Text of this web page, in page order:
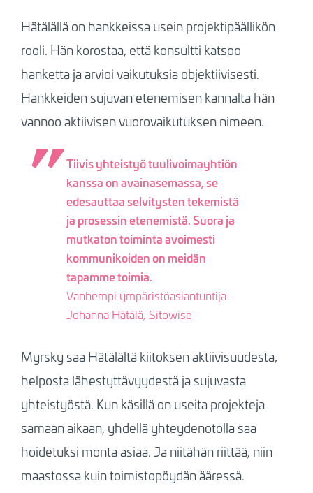
Hätälällä on hankkeissa usein projektipäällikön
rooli. Hän korostaa, että konsultti katsoo
hanketta ja arvioi vaikutuksia objektiivisesti.
Hankkeiden sujuvan etenemisen kannalta hän
vannoo aktiivisen vuorovaikutuksen nimeen.
Tiivis yhteistyö tuulivoimayhtiön
kanssa on avainasemassa, se
edesauttaa selvitysten tekemistä
ja prosessin etenemistä. Suora ja
mutkaton toiminta avoimesti
kommunikoiden on meidän
tapamme toimia.
Vanhempi ympäristöasiantuntija
Johanna Hätälä, Sitowise
Myrsky saa Hätälältä kiitoksen aktiivisuudesta,
helposta lähestyttävyydestä ja sujuvasta
yhteistyöstä. Kun käsillä on useita projekteja
samaan aikaan, yhdellä yhteydenotolla saa
hoidetuksi monta asiaa. Ja niitähän riittää, niin
maastossa kuin toimistopöydän ääressä.